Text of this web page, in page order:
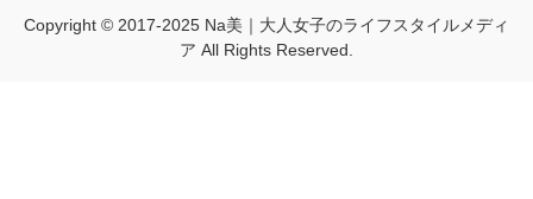
Copyright © 2017-2025 Na美｜大人女子のライフスタイルメディ
ア All Rights Reserved.